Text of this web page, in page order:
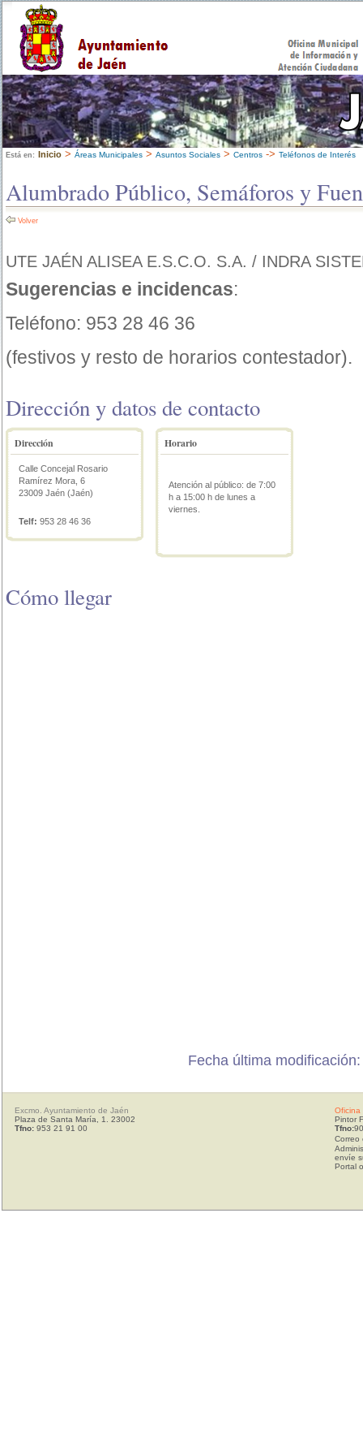
Está en: Inicio > Áreas Municipales > Asuntos Sociales > Centros -> Teléfonos de Interés
Alumbrado Público, Semáforos y
Volver
UTE JAÉN ALISEA E.S.C.O. S.A. / INDRA
Sugerencias e incidencas:
Teléfono: 953 28 46 36
(festivos y resto de horarios contestador).
Dirección y datos de contacto
Dirección
Calle Concejal Rosario
Ramírez Mora, 6
23009 Jaén (Jaén)
Telf: 953 28 46 36
Horario
Atención al público: de 7:00
h a 15:00 h de lunes a
viernes.
Cómo llegar
Fecha última
Excmo. Ayuntamiento de Jaén
Plaza de Santa María, 1. 23002
Tfno: 953 21 91 00
Oficina
Pintor
Tfno:
Correo
envíe
Portal